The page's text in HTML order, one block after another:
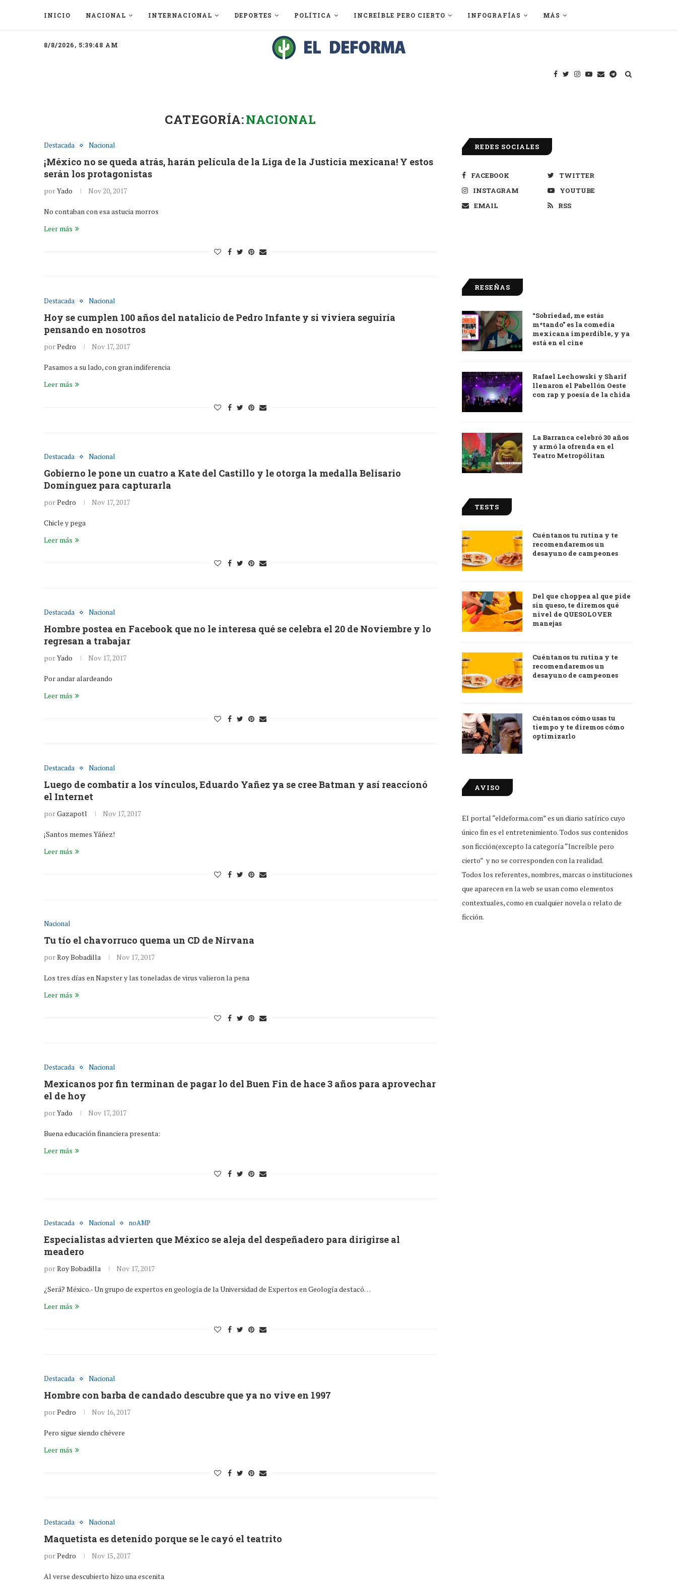
INICIO NACIONAL INTERNACIONAL DEPORTES POLÍTICA INCREÍBLE PERO CIERTO INFOGRAFÍAS MÁS
8/8/2026, 5:39:48 AM
CATEGORÍA:NACIONAL
Destacada Nacional
¡México no se queda atrás, harán película de la Liga de la Justicia mexicana! Y estos
serán los protagonistas
porYado Nov 20, 2017
No contaban con esa astucia morros
Leer más
Destacada Nacional
Hoy se cumplen 100 años del natalicio de Pedro Infante y si viviera seguiría
pensando en nosotros
porPedro Nov 17, 2017
Pasamos a su lado, con gran indiferencia
Leer más
Destacada Nacional
Gobierno le pone un cuatro a Kate del Castillo y le otorga la medalla Belisario
Domínguez para capturarla
porPedro Nov 17, 2017
Chicle y pega
Leer más
Destacada Nacional
Hombre postea en Facebook que no le interesa qué se celebra el 20 de Noviembre y lo
regresan a trabajar
porYado Nov 17, 2017
Por andar alardeando
Leer más
Destacada Nacional
Luego de combatir a los vínculos, Eduardo Yañez ya se cree Batman y así reaccionó
el Internet
porGazapotl Nov 17, 2017
¡Santos memes Yáñez!
Leer más
Nacional
Tu tío el chavorruco quema un CD de Nirvana
porRoy Bobadilla Nov 17, 2017
Los tres días en Napster y las toneladas de virus valieron la pena
Leer más
Destacada Nacional
Mexicanos por fin terminan de pagar lo del Buen Fin de hace 3 años para aprovechar
el de hoy
porYado Nov 17, 2017
Buena educación financiera presenta:
Leer más
Destacada Nacional noAMP
Especialistas advierten que México se aleja del despeñadero para dirigirse al
meadero
porRoy Bobadilla Nov 17, 2017
¿Será? México.- Un grupo de expertos en geología de la Universidad de Expertos en Geología destacó…
Leer más
Destacada Nacional
Hombre con barba de candado descubre que ya no vive en 1997
porPedro Nov 16, 2017
Pero sigue siendo chévere
Leer más
Destacada Nacional
Maquetista es detenido porque se le cayó el teatrito
porPedro Nov 15, 2017
Al verse descubierto hizo una escenita
REDES SOCIALES
FACEBOOK
TWITTER
INSTAGRAM
YOUTUBE
EMAIL
RSS
RESEÑAS
9.0
“Sobriedad, me estás
m*tando” es la comedia
mexicana imperdible, y ya
está en el cine
Rafael Lechowski y Sharif
llenaron el Pabellón Oeste
con rap y poesía de la chida
La Barranca celebró 30 años
y armó la ofrenda en el
Teatro Metropólitan
TESTS
Cuéntanos tu rutina y te
recomendaremos un
desayuno de campeones
Del que choppea al que pide
sin queso, te diremos qué
nivel de QUESOLOVER
manejas
Cuéntanos tu rutina y te
recomendaremos un
desayuno de campeones
Cuéntanos cómo usas tu
tiempo y te diremos cómo
optimizarlo
AVISO
El portal “eldeforma.com” es un diario satírico cuyo
único fin es el entretenimiento. Todos sus contenidos
son ficción(excepto la categoría “Increíble pero
cierto” y no se corresponden con la realidad.
Todos los referentes, nombres, marcas o instituciones
que aparecen en la web se usan como elementos
contextuales, como en cualquier novela o relato de
ficción.